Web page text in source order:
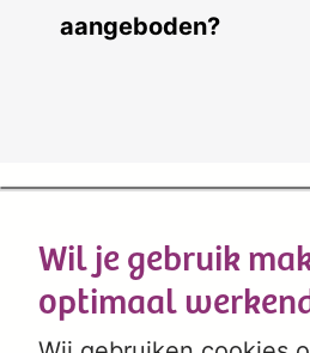
aangeboden?
Wil je gebruik
optimaal